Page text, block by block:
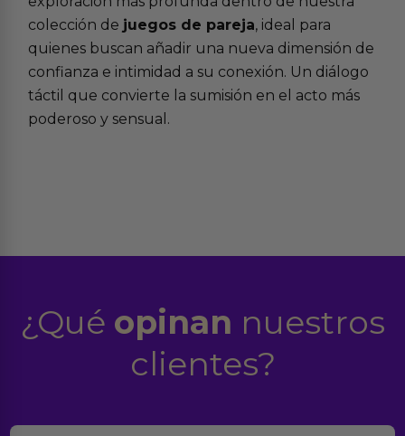
colección de juegos de pareja, ideal para
quienes buscan añadir una nueva dimensión de
confianza e intimidad a su conexión. Un diálogo
táctil que convierte la sumisión en el acto más
poderoso y sensual.
¿Qué opinan nuestros
clientes?